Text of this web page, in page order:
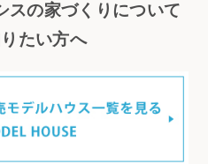
スの家づくりについて
たい方へ